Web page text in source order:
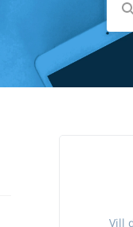
Vill